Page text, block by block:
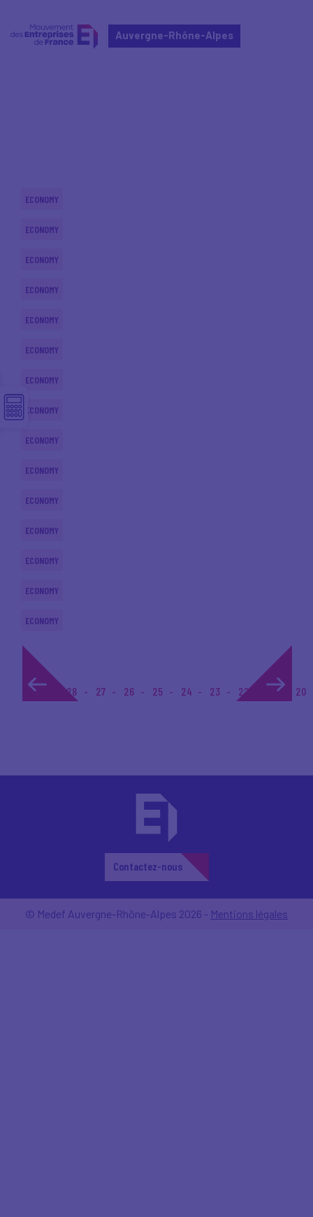
Auvergne-Rhône-Alpes
ECONOMY
ECONOMY
ECONOMY
ECONOMY
ECONOMY
ECONOMY
ECONOMY
ECONOMY
ECONOMY
ECONOMY
ECONOMY
ECONOMY
ECONOMY
ECONOMY
ECONOMY
1... 28 27 26 25 24 23 22 20
Contactez-nous
© Medef Auvergne-Rhône-Alpes 2026 - Mentions légales